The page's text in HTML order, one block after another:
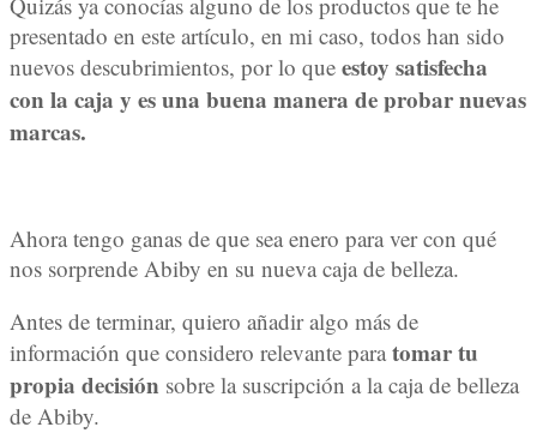
presentado en este artículo, en mi caso, todos han sido
nuevos descubrimientos, por lo que estoy satisfecha
con la caja y es una buena manera de probar nuevas
marcas.
Ahora tengo ganas de que sea enero para ver con qué
nos sorprende Abiby en su nueva caja de belleza.
Antes de terminar, quiero añadir algo más de
información que considero relevante para tomar tu
propia decisión sobre la suscripción a la caja de belleza
de Abiby.